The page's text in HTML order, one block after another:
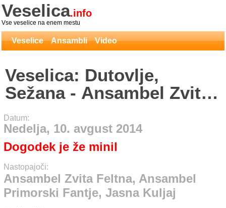
Veselica.info
Vse veselice na enem mestu
Veselice Ansambli Video
Veselica: Dutovlje,
Sežana - Ansambel Zvita
Feltna, Ansambel
Primorski Fantje, Jasna
Kuljaj
Datum:
Nedelja, 10. avgust 2014
Dogodek je že minil
Nastopajoči:
Ansambel Zvita Feltna, Ansambel
Primorski Fantje, Jasna Kuljaj